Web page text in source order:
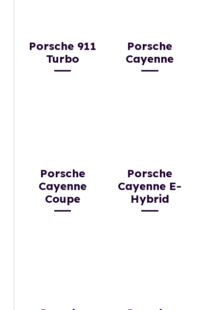
Porsche 911
Turbo
Porsche
Cayenne
Porsche
Cayenne
Coupe
Porsche
Cayenne E-
Hybrid